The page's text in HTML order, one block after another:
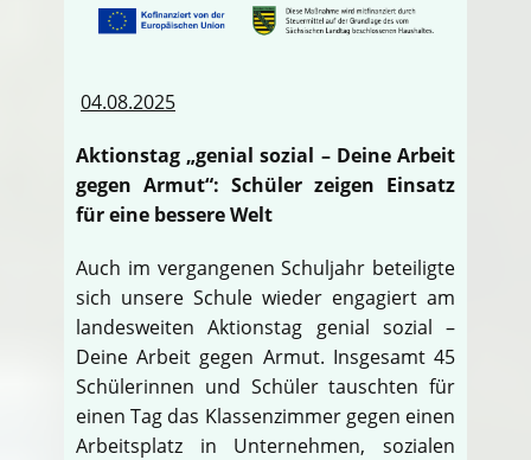
04.08.2025
Aktionstag „genial sozial – Deine Arbeit
gegen Armut“: Schüler zeigen Einsatz
für eine bessere Welt
Auch im vergangenen Schuljahr beteiligte
sich unsere Schule wieder engagiert am
landesweiten Aktionstag genial sozial –
Deine Arbeit gegen Armut. Insgesamt 45
Schülerinnen und Schüler tauschten für
einen Tag das Klassenzimmer gegen einen
Arbeitsplatz in Unternehmen, sozialen